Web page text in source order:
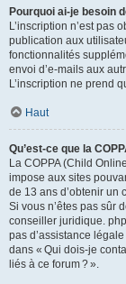
Pourquoi ai-je besoin
L’inscription n’est pas
publication aux
fonctionnalités
envoi d’e-mails aux
L’inscription ne prend
Haut
Qu’est-ce que la
La COPPA (Child
impose aux sites
de 13 ans d’obtenir un
Si vous n’êtes pas sûr
conseiller juridique.
pas d’assistance
dans « Qui dois-je
liés à ce forum ? ».